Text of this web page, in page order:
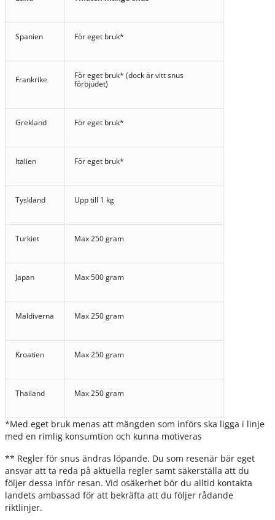
Spanien För eget bruk*
Frankrike
För eget bruk* (dock är vitt snus
förbjudet)
Grekland För eget bruk*
Italien För eget bruk*
Tyskland Upp till 1 kg
Turkiet Max 250 gram
Japan Max 500 gram
Maldiverna Max 250 gram
Kroatien Max 250 gram
Thailand Max 250 gram
*Med eget bruk menas att mängden som införs ska ligga i linje
med en rimlig konsumtion och kunna motiveras
** Regler för snus ändras löpande. Du som resenär bär eget
ansvar att ta reda på aktuella regler samt säkerställa att du
följer dessa inför resan. Vid osäkerhet bör du alltid kontakta
landets ambassad för att bekräfta att du följer rådande
riktlinjer.